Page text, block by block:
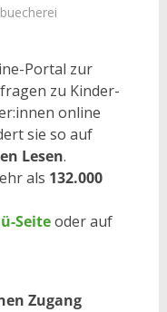
Portal zur
zu Kinder-
online
sie so auf
Lesen.
als 132.000
Seiteoder auf
Zugang